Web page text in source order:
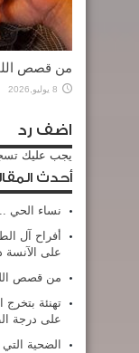
من قصص
8 يوليو,2026
اضف رد
يجب عليك
أحدث
نساء الحي ..
أفراح آل
على الآنسة
من قصص
تهنئة
على درجة
الضحية